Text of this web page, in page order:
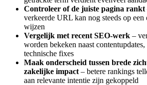
Controleer of de juiste pagina rankt
verkeerde URL kan nog steeds op een
wijzen
Vergelijk met recent SEO‑werk –
worden bekeken naast
technische fixes
Maak onderscheid tussen brede
zakelijke impact – betere rankings
aan relevante intentie zijn gekoppeld